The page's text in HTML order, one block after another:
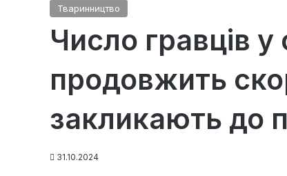
Тваринництво
Число гравців у
продовжить
закликають до
31.10.2024